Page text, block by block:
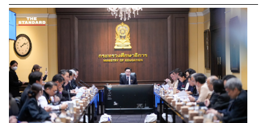
6. ลองสูตรใหม่ๆ
เพื่อให้การกินแบบวีแกนไม่น่าเบื่อ ควรลองสูตรอาหาร
มังสวิรัติแบบใหม่ๆ ที่หาได้จากทางออนไลน์และในตำรา
อาหาร ซึ่งเป็นวิธีที่สนุกในการค้นหาอาหารจานโปรดและ
ส่วนผสมใหม่ๆ ที่ทำให้เอ็นจอยมากขึ้น